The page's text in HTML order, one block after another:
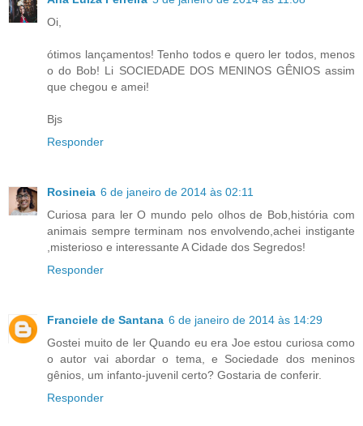
Oi,
ótimos lançamentos! Tenho todos e quero ler todos, menos
o do Bob! Li SOCIEDADE DOS MENINOS GÊNIOS assim
que chegou e amei!
Bjs
Responder
Rosineia 6 de janeiro de 2014 às 02:11
Curiosa para ler O mundo pelo olhos de Bob,história com
animais sempre terminam nos envolvendo,achei instigante
,misterioso e interessante A Cidade dos Segredos!
Responder
Franciele de Santana 6 de janeiro de 2014 às 14:29
Gostei muito de ler Quando eu era Joe estou curiosa como
o autor vai abordar o tema, e Sociedade dos meninos
gênios, um infanto-juvenil certo? Gostaria de conferir.
Responder